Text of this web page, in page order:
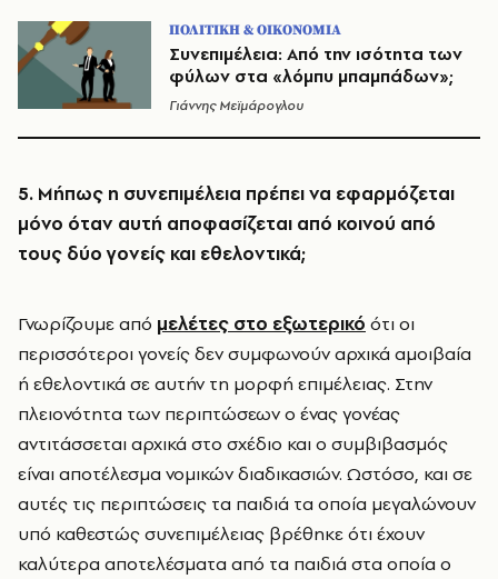
ΠΟΛΙΤΙΚΗ & ΟΙΚΟΝΟΜΙΑ
Συνεπιμέλεια: Από την ισότητα των
φύλων στα «λόμπυ μπαμπάδων»;
Γιάννης Μεϊμάρογλου
5. Μήπως η συνεπιμέλεια πρέπει να εφαρμόζεται
μόνο όταν αυτή αποφασίζεται από κοινού από
τους δύο γονείς και εθελοντικά;
Γνωρίζουμε από μελέτες στο εξωτερικό ότι οι
περισσότεροι γονείς δεν συμφωνούν αρχικά αμοιβαία
ή εθελοντικά σε αυτήν τη μορφή επιμέλειας. Στην
πλειονότητα των περιπτώσεων ο ένας γονέας
αντιτάσσεται αρχικά στο σχέδιο και ο συμβιβασμός
είναι αποτέλεσμα νομικών διαδικασιών. Ωστόσο, και σε
αυτές τις περιπτώσεις τα παιδιά τα οποία μεγαλώνουν
υπό καθεστώς συνεπιμέλειας βρέθηκε ότι έχουν
καλύτερα αποτελέσματα από τα παιδιά στα οποία ο